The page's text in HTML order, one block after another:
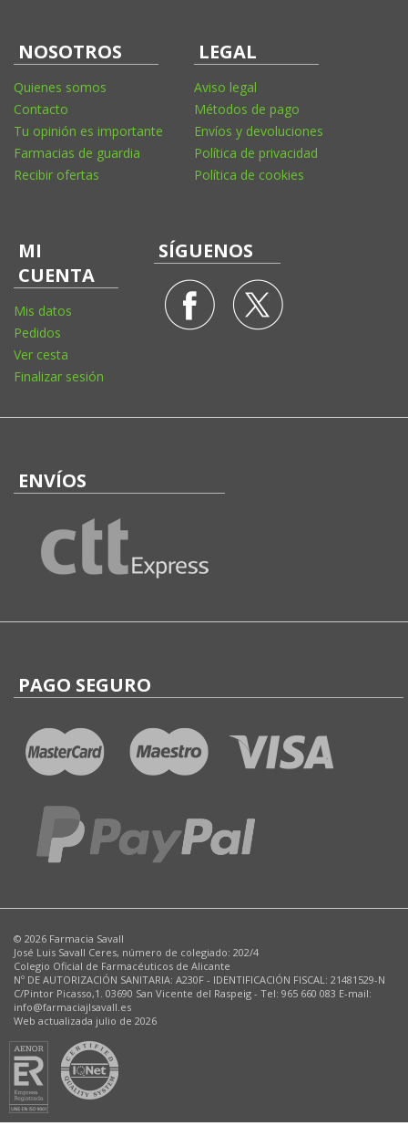
NOSOTROS
Quienes somos
Contacto
Tu opinión es importante
Farmacias de guardia
Recibir ofertas
LEGAL
Aviso legal
Métodos de pago
Envíos y devoluciones
Política de privacidad
Política de cookies
MI
CUENTA
Mis datos
Pedidos
Ver cesta
Finalizar sesión
SÍGUENOS
ENVÍOS
PAGO SEGURO
© 2026 Farmacia Savall
José Luis Savall Ceres, número de colegiado: 202/4
Colegio Oficial de Farmacéuticos de Alicante
Nº DE AUTORIZACIÓN SANITARIA: A230F - IDENTIFICACIÓN FISCAL: 21481529-N
C/Pintor Picasso,1. 03690 San Vicente del Raspeig - Tel: 965 660 083 E-mail:
info@farmaciajlsavall.es
Web actualizada julio de 2026